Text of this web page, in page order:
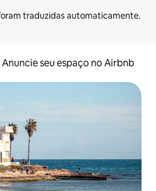
Anuncie seu espaço no Airbnb